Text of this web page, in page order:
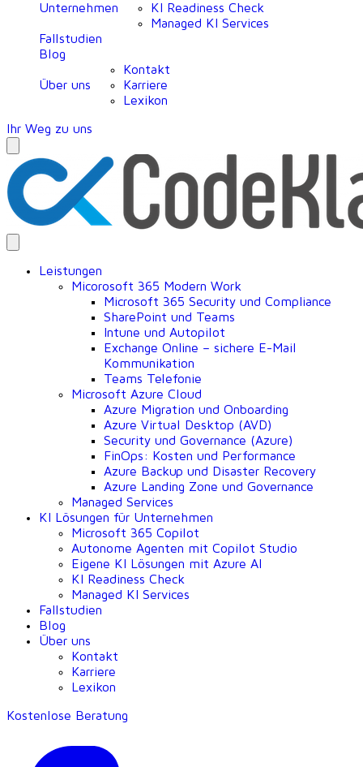
Unternehmen
KI Readiness Check
Managed KI Services
Fallstudien
Blog
Über uns
Kontakt
Karriere
Lexikon
Ihr Weg zu uns
Leistungen
Micorosoft 365 Modern Work
Microsoft 365 Security und Compliance
SharePoint und Teams
Intune und Autopilot
Exchange Online – sichere E-Mail
Kommunikation
Teams Telefonie
Microsoft Azure Cloud
Azure Migration und Onboarding
Azure Virtual Desktop (AVD)
Security und Governance (Azure)
FinOps: Kosten und Performance
Azure Backup und Disaster Recovery
Azure Landing Zone und Governance
Managed Services
KI Lösungen für Unternehmen
Microsoft 365 Copilot
Autonome Agenten mit Copilot Studio
Eigene KI Lösungen mit Azure AI
KI Readiness Check
Managed KI Services
Fallstudien
Blog
Über uns
Kontakt
Karriere
Lexikon
Kostenlose Beratung